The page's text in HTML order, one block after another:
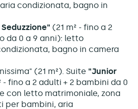
condizionata, bagno in
(21 m² - fino a 2
da 0 a 9 anni): letto
bagno in camera
(21 m²). Suite "Junior
- fino a 2 adulti + 2 bambini da 0
con letto matrimoniale, zona
per bambini, aria